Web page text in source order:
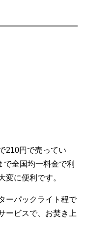
210円で売ってい
全国均一料金で利
変に便利です。
ーパックライト程で
ービスで、お焚き上